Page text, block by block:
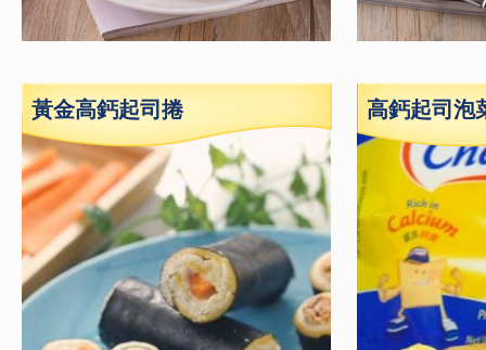
黃金高鈣起司捲 高鈣起司泡